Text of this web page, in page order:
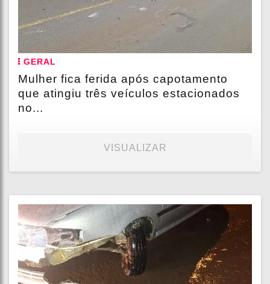
GERAL
Mulher fica ferida após capotamento
que atingiu três veículos estacionados
no...
VISUALIZAR